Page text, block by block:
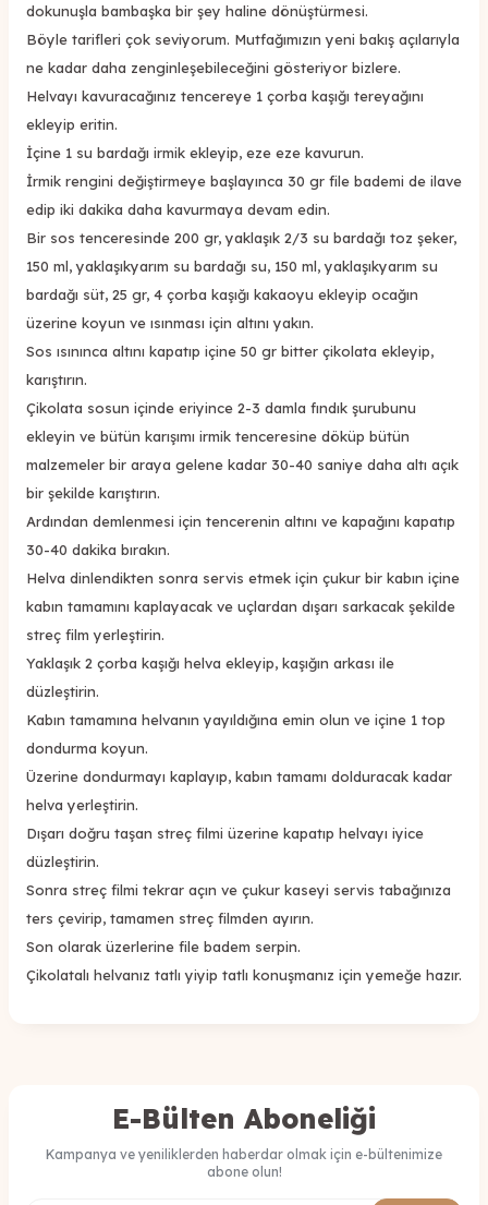
dokunuşla bambaşka bir şey haline dönüştürmesi.
Böyle tarifleri çok seviyorum. Mutfağımızın yeni bakış açılarıyla
ne kadar daha zenginleşebileceğini gösteriyor bizlere.
Helvayı kavuracağınız tencereye 1 çorba kaşığı tereyağını
ekleyip eritin.
İçine 1 su bardağı irmik ekleyip, eze eze kavurun.
İrmik rengini değiştirmeye başlayınca 30 gr file bademi de ilave
edip iki dakika daha kavurmaya devam edin.
Bir sos tenceresinde 200 gr, yaklaşık 2/3 su bardağı toz şeker,
150 ml, yaklaşıkyarım su bardağı su, 150 ml, yaklaşıkyarım su
bardağı süt, 25 gr, 4 çorba kaşığı kakaoyu ekleyip ocağın
üzerine koyun ve ısınması için altını yakın.
Sos ısınınca altını kapatıp içine 50 gr bitter çikolata ekleyip,
karıştırın.
Çikolata sosun içinde eriyince 2-3 damla fındık şurubunu
ekleyin ve bütün karışımı irmik tenceresine döküp bütün
malzemeler bir araya gelene kadar 30-40 saniye daha altı açık
bir şekilde karıştırın.
Ardından demlenmesi için tencerenin altını ve kapağını kapatıp
30-40 dakika bırakın.
Helva dinlendikten sonra servis etmek için çukur bir kabın içine
kabın tamamını kaplayacak ve uçlardan dışarı sarkacak şekilde
streç film yerleştirin.
Yaklaşık 2 çorba kaşığı helva ekleyip, kaşığın arkası ile
düzleştirin.
Kabın tamamına helvanın yayıldığına emin olun ve içine 1 top
dondurma koyun.
Üzerine dondurmayı kaplayıp, kabın tamamı dolduracak kadar
helva yerleştirin.
Dışarı doğru taşan streç filmi üzerine kapatıp helvayı iyice
düzleştirin.
Sonra streç filmi tekrar açın ve çukur kaseyi servis tabağınıza
ters çevirip, tamamen streç filmden ayırın.
Son olarak üzerlerine file badem serpin.
Çikolatalı helvanız tatlı yiyip tatlı konuşmanız için yemeğe hazır.
E-Bülten Aboneliği
Kampanya ve yeniliklerden haberdar olmak için e-bültenimize
abone olun!